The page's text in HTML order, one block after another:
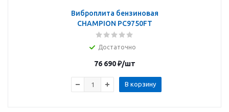
Виброплита бензиновая
CHAMPION PC9750FT
Достаточно
76 690₽/шт
В корзину